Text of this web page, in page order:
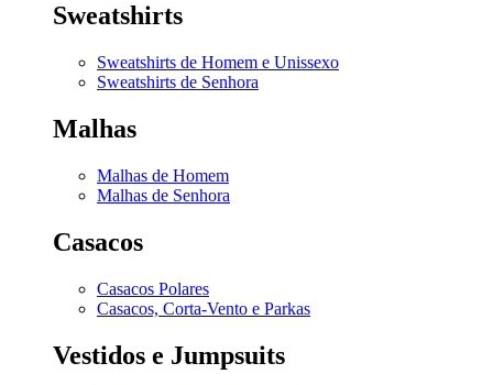
Sweatshirts
Sweatshirts de Homem e Unissexo
Sweatshirts de Senhora
Malhas
Malhas de Homem
Malhas de Senhora
Casacos
Casacos Polares
Casacos, Corta-Vento e Parkas
Vestidos e Jumpsuits